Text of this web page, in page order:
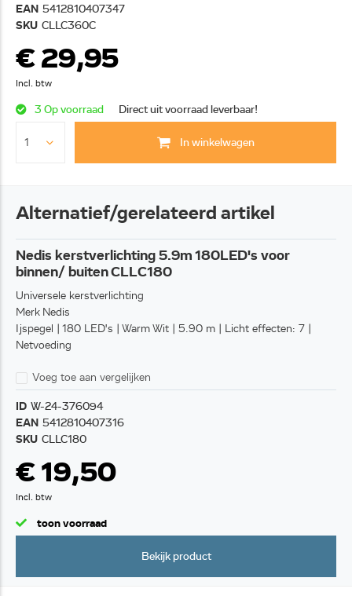
EAN 5412810407347
SKU CLLC360C
€ 29,95
Incl. btw
3 Op voorraad Direct uit voorraad leverbaar!
In winkelwagen
Alternatief/gerelateerd artikel
Nedis kerstverlichting 5.9m 180LED's voor
binnen/ buiten CLLC180
Universele kerstverlichting
Merk Nedis
Ijspegel | 180 LED's | Warm Wit | 5.90 m | Licht effecten: 7 |
Netvoeding
Voeg toe aan vergelijken
ID W-24-376094
EAN 5412810407316
SKU CLLC180
€ 19,50
Incl. btw
toon voorraad
Bekijk product